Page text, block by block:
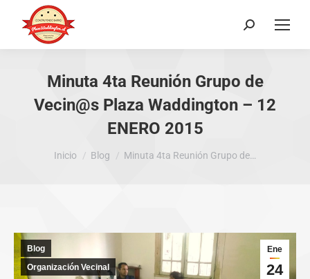
Buscar:
Minuta 4ta Reunión Grupo de
Vecin@s Plaza Waddington – 12
ENERO 2015
Estás aquí:
Inicio Blog Minuta 4ta Reunión Grupo de…
Ene
24
Blog
Organización Vecinal